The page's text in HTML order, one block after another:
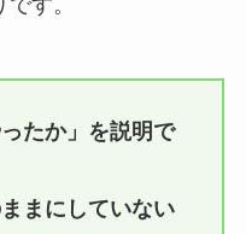
たか」を説明で
まにしていない